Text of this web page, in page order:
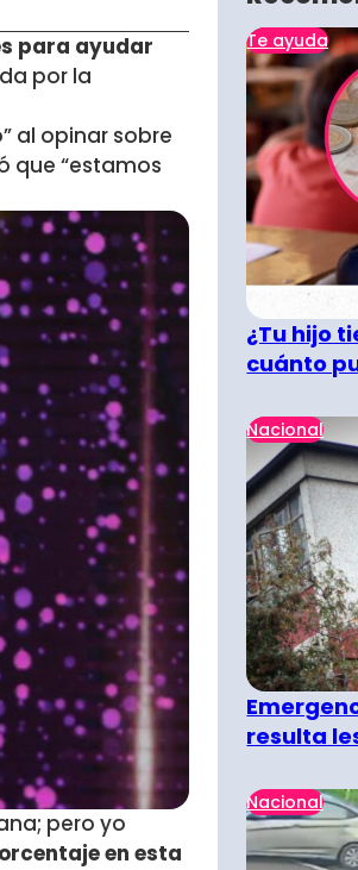
para ayudar
por la
al opinar sobre
que “estamos
pero yo
en esta
Te ayuda
¿Tu hijo
cuánto
Nacional
resulta
Nacional